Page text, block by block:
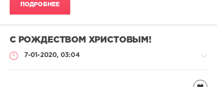
ПОДРОБНЕЕ
С РОЖДЕСТВОМ ХРИСТОВЫМ!
7-01-2020, 03:04